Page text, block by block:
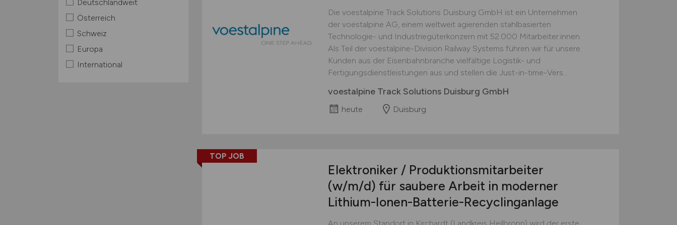
Deutschlandweit
Österreich
Schweiz
Europa
International
Die voestalpine Track Solutions Duisburg GmbH ist ein Unternehmen
der voestalpine AG, einem weltweit agierenden stahlbasierten
Technologie- und Industriegüterkonzern mit 52.000 Mitarbeiter:innen.
Als Teil der voestalpine-Division Railway Systems führen wir für unsere
Kunden aus der Eisenbahnbranche vielfältige Logistik- und
Fertigungsdienstleistungen aus und stellen die Just-in-time-Vers...
voestalpine Track Solutions Duisburg GmbH
heute Duisburg
TOP JOB
Elektroniker / Produktionsmitarbeiter
(w/m/d) für saubere Arbeit in moderner
Lithium-Ionen-Batterie-Recyclinganlage